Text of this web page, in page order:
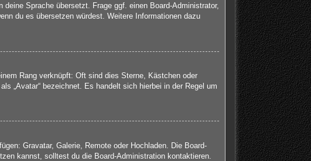
Sprache übersetzt. Frage ggf. einen Board-Administrator,
du es übersetzen würdest. Weitere Informationen dazu
Rang verknüpft: Oft sind dies Sterne, Kästchen oder
„Avatar“ bezeichnet. Es handelt sich hierbei in der Regel um
Gravatar, Galerie, Remote oder Hochladen. Die Board-
kannst, solltest du die Board-Administration kontaktieren.